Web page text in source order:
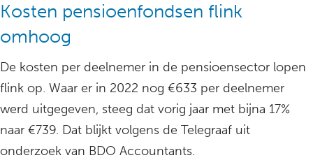
Kosten pensioenfondsen flink
omhoog
De kosten per deelnemer in de pensioensector lopen
flink op. Waar er in 2022 nog €633 per deelnemer
werd uitgegeven, steeg dat vorig jaar met bijna 17%
naar €739. Dat blijkt volgens de Telegraaf uit
onderzoek van BDO Accountants.